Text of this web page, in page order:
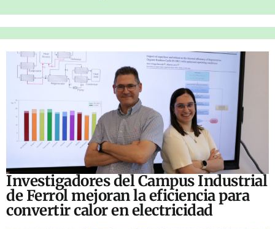
Investigadores del Campus Industrial
de Ferrol mejoran la eficiencia para
convertir calor en electricidad